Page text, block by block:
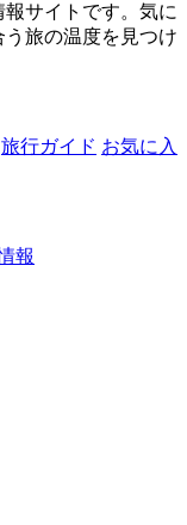
サイトです。気に
旅の温度を見つけ
旅行ガイド お気に入
報